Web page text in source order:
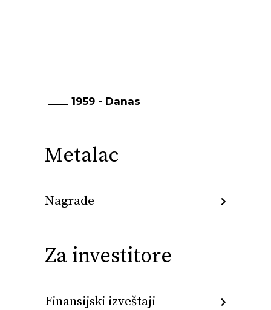
1959 - Danas
Metalac
Nagrade
Za investitore
Finansijski izveštaji